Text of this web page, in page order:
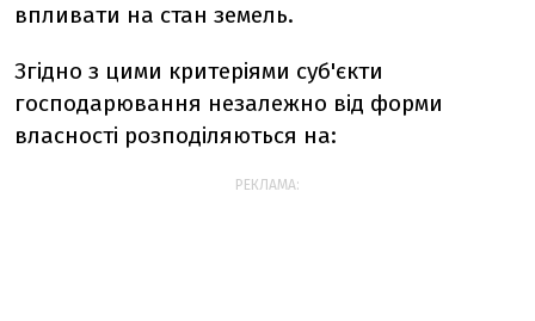
впливати на стан земель.
Згідно з цими критеріями суб'єкти
господарювання незалежно від форми
власності розподіляються на:
РЕКЛАМА: